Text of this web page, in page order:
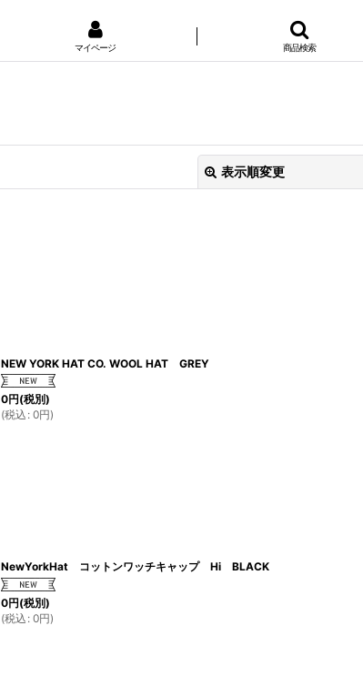
マイページ 商品検索
表示順変更
NEW YORK HAT CO. WOOL HAT GREY
0円(税別)
(税込 : 0円)
NewYorkHat コットンワッチキャップ Hi BLACK
0円(税別)
(税込 : 0円)